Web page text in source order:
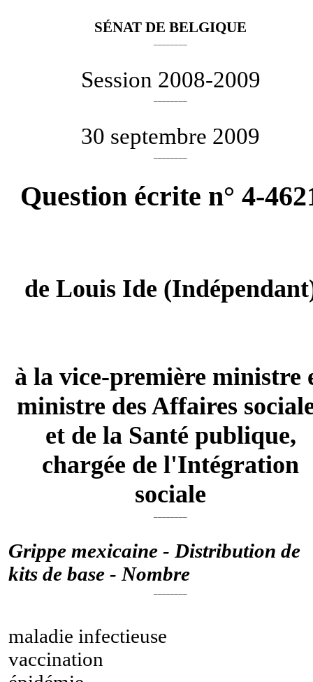
SÉNAT DE BELGIQUE
Session 2008-2009
30 septembre 2009
Question écrite n° 4-
de Louis Ide
à la vice-première ministre
ministre des Affaires
et de la Santé publique,
chargée de l'Intégration
sociale
Grippe mexicaine - Distribution de
kits de base - Nombre
maladie infectieuse
vaccination